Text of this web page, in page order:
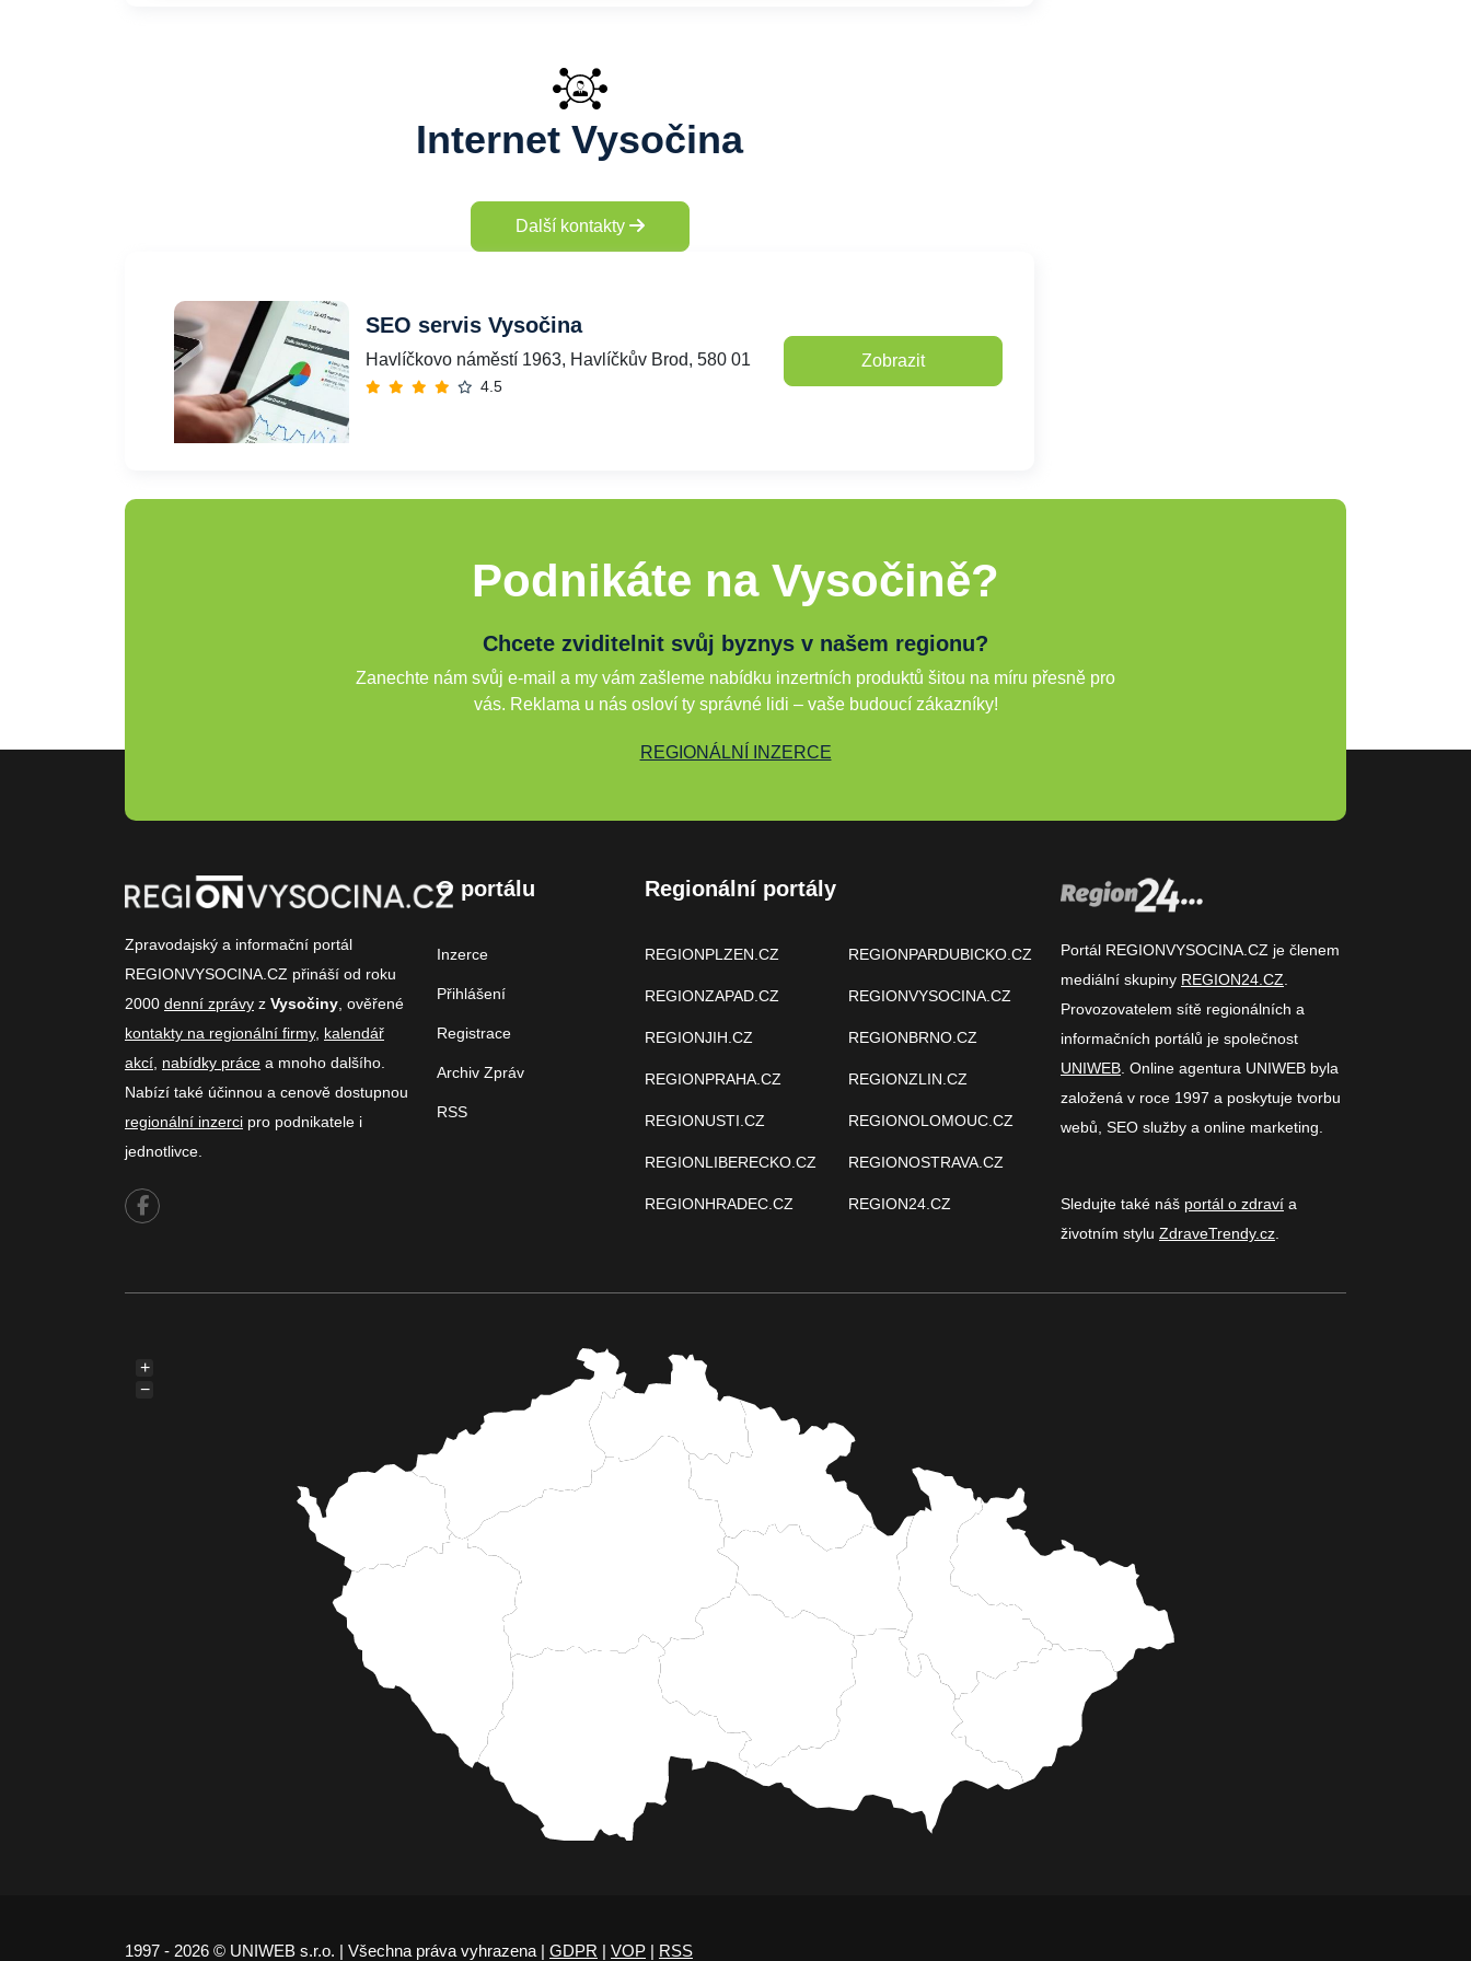
Internet Vysočina
Další kontakty
SEO servis Vysočina
Havlíčkovo náměstí 1963, Havlíčkův Brod, 580 01
4.5
Zobrazit
Podnikáte na Vysočině?
Chcete zviditelnit svůj byznys v našem regionu?
Zanechte nám svůj e-mail a my vám zašleme nabídku inzertních produktů šitou na míru přesně pro
vás. Reklama u nás osloví ty správné lidi – vaše budoucí zákazníky!
REGIONÁLNÍ INZERCE
Zpravodajský a informační portál
REGIONVYSOCINA.CZ přináší od roku
2000 denní zprávy z Vysočiny , ověřené
kontakty na regionální firmy, kalendář
akcí nabídky práce a mnoho dalšího.
Nabízí také účinnou a cenově dostupnou
regionální inzerci pro podnikatele i
jednotlivce.
O portálu
Inzerce
Přihlášení
Registrace
Archiv Zpráv
RSS
Regionální portály
REGIONPLZEN.CZ
REGIONZAPAD.CZ
REGIONJIH.CZ
REGIONPRAHA.CZ
REGIONUSTI.CZ
REGIONLIBERECKO.CZ
REGIONHRADEC.CZ
REGIONPARDUBICKO.CZ
REGIONVYSOCINA.CZ
REGIONBRNO.CZ
REGIONZLIN.CZ
REGIONOLOMOUC.CZ
REGIONOSTRAVA.CZ
REGION24.CZ
Portál REGIONVYSOCINA.CZ je členem
mediální skupiny REGION24.CZ
Provozovatelem sítě regionálních a
informačních portálů je společnost
UNIWEB . Online agentura UNIWEB byla
založená v roce 1997 a poskytuje tvorbu
webů, SEO služby a online marketing.
Sledujte také náš portál o zdraví a
životním stylu ZdraveTrendy.cz
+
−
1997 - 2026 © UNIWEB s.r.o. | Všechna práva vyhrazena | GDPR | VOP | RSS